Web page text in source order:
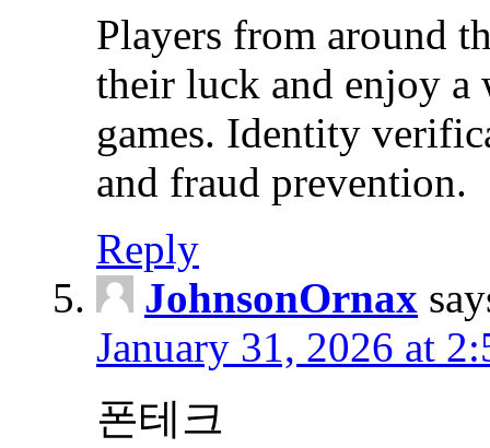
Players from around
their luck and enjoy a
games. Identity
and fraud prevention.
Reply
JohnsonOrnax
January 31, 2026 at
폰테크